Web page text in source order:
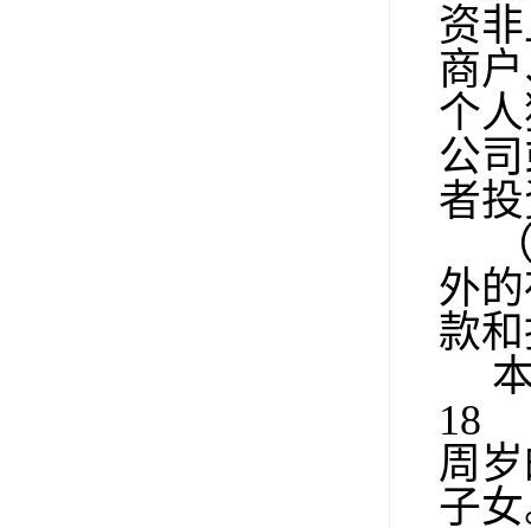
资
商
个
公
者
外
款
18
周
子